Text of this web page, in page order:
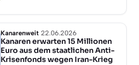
Kanarenweit 22.06.2026
Kanaren erwarten 15 Millionen
Euro aus dem staatlichen Anti-
Krisenfonds wegen Iran-Krieg